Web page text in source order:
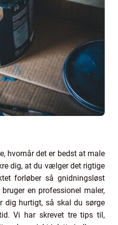
hvornår det er bedst at male
dig, at du vælger det rigtige
forløber så gnidningsløst
en professionel maler,
dig hurtigt, så skal du sørge
Vi har skrevet tre tips til,